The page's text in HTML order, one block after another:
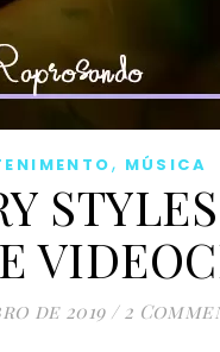
, MÚSICA
de 2019 / 2